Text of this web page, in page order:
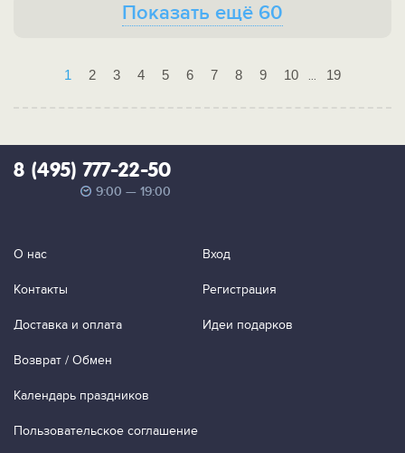
Показать ещё 60
1 2 3 4 5 6 7 8 9 10 ... 19
8 (495) 777-22-50
9:00 — 19:00
О нас
Контакты
Доставка и оплата
Возврат / Обмен
Календарь праздников
Пользовательское соглашение
Вход
Регистрация
Идеи подарков